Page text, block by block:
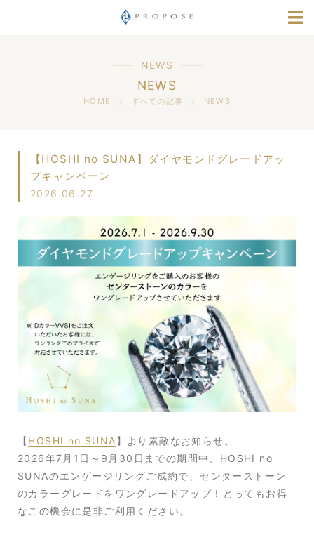
店舗情報
採用情報
NEWS
NEWS
HOME すべての記事 NEWS
【HOSHI no SUNA】ダイヤモンドグレードアッ
プキャンペーン
2026.06.27
【 HOSHI no SUNA 】より素敵なお知らせ。
2026年7月1日～9月30日までの期間中、HOSHI no
SUNAのエンゲージリングご成約で、センターストーン
のカラーグレードをワングレードアップ！とってもお得
なこの機会に是非ご利用ください。